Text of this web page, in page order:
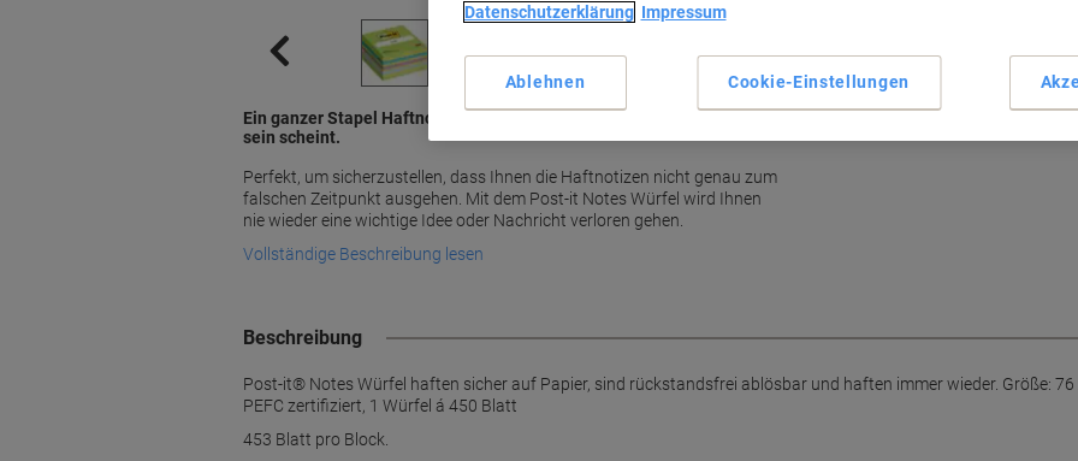
Ein ganzer Stapel Haftnotizen für den Fall, dass ein Block nie genug zu
sein scheint.
Perfekt, um sicherzustellen, dass Ihnen die Haftnotizen nicht genau zum
falschen Zeitpunkt ausgehen. Mit dem Post-it Notes Würfel wird Ihnen
nie wieder eine wichtige Idee oder Nachricht verloren gehen.
Vollständige Beschreibung lesen
Mehr anzeigen
Beschreibung
Post-it® Notes Würfel haften sicher auf Papier, sind rückstandsfrei ablösbar und haften immer wieder. Größe: 76
PEFC zertifiziert, 1 Würfel á 450 Blatt
453 Blatt pro Block.
Datenschutzerklärung Impressum
Cookie-Einstellungen
Ablehnen